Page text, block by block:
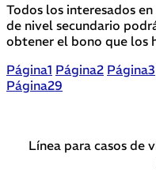
Todos los interesados
de nivel secundario
obtener el bono que los
Página1 Página2 Página3
Página29
Línea para casos de